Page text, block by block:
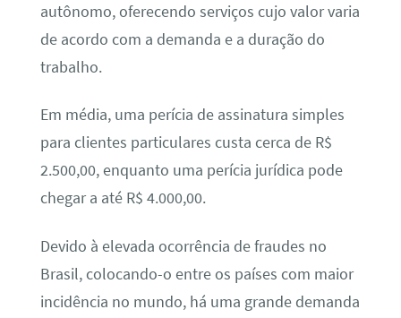
autônomo, oferecendo serviços cujo valor varia
de acordo com a demanda e a duração do
trabalho.
Em média, uma perícia de assinatura simples
para clientes particulares custa cerca de R$
2.500,00, enquanto uma perícia jurídica pode
chegar a até R$ 4.000,00.
Devido à elevada ocorrência de fraudes no
Brasil, colocando-o entre os países com maior
incidência no mundo, há uma grande demanda